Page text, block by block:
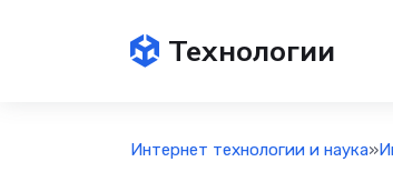
Технологии
Интернет технологии и наука»